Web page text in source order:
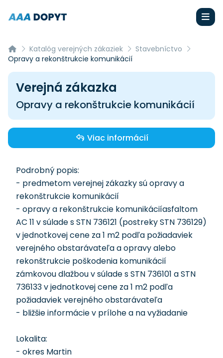
Katalóg verejných zákaziek
Stavebníctvo
Opravy a rekonštrukcie komunikácií
Verejná zákazka
Opravy a rekonštrukcie komunikácií
Viac informácií
Podrobný popis:
- predmetom verejnej zákazky sú opravy a
rekonštrukcie komunikácií
- opravy a rekonštrukcie komunikáciíasfaltom
AC 11 v súlade s STN 736121 (postreky STN 736129)
v jednotkovej cene za 1 m2 podľa požiadaviek
verejného obstarávateľa a opravy alebo
rekonštrukcie poškodenia komunikácií
zámkovou dlažbou v súlade s STN 736101 a STN
736133 v jednotkovej cene za 1 m2 podľa
požiadaviek verejného obstarávateľa
- bližšie informácie v prílohe a na vyžiadanie
Lokalita:
- okres Martin